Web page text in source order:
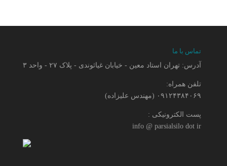
تماس با ما
آدرس: تهران استاد معین - خیابان غیاثوندی - پلاک ۲۷ - واحد ۳
تلفن همراه:
۰۹۱۲۴۳۸۴۰۶۹ (مهندس علیزاده)
پست الکترونیکی :
info @ parsialsilo dot ir